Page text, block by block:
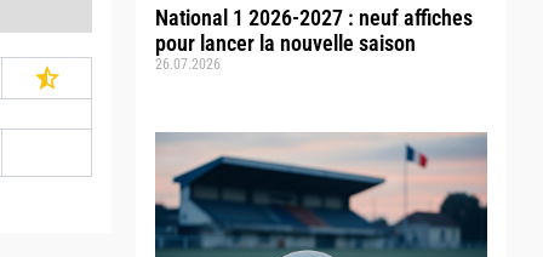
National 1 2026-2027 : neuf affiches
pour lancer la nouvelle saison
26.07.2026